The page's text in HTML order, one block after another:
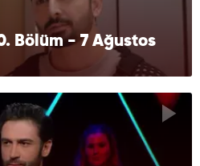
Bölüm - 7 Ağustos